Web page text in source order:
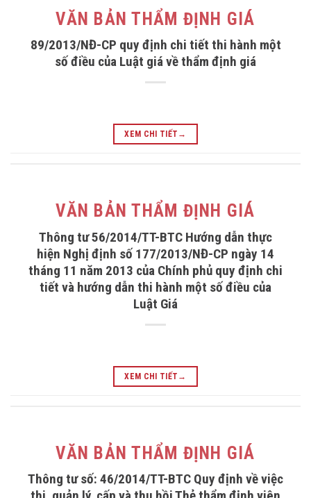
VĂN BẢN THẨM ĐỊNH GIÁ
89/2013/NĐ-CP quy định chi tiết thi hành một
số điều của Luật giá về thẩm định giá
XEM CHI TIẾT →
VĂN BẢN THẨM ĐỊNH GIÁ
Thông tư 56/2014/TT-BTC Hướng dẫn thực
hiện Nghị định số 177/2013/NĐ-CP ngày 14
tháng 11 năm 2013 của Chính phủ quy định chi
tiết và hướng dẫn thi hành một số điều của
Luật Giá
XEM CHI TIẾT →
VĂN BẢN THẨM ĐỊNH GIÁ
Thông tư số: 46/2014/TT-BTC Quy định về việc